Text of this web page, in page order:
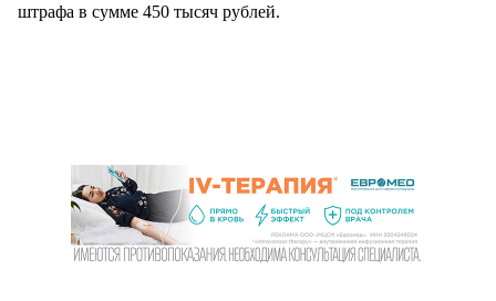
штрафа в сумме 450 тысяч рублей.